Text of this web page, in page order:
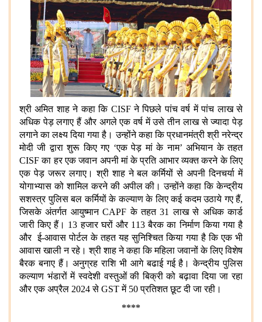
श्री अमित शाह ने कहा कि CISF ने पिछले पांच वर्ष में पांच लाख से
अधिक पेड़ लगाए हैं और अगले एक वर्ष में उसे तीन लाख से ज्यादा पेड़
लगाने का लक्ष्य दिया गया है। उन्होंने कहा कि प्रधानमंत्री श्री नरेन्द्र
मोदी जी द्वारा शुरू किए गए ‘एक पेड़ मां के नाम’ अभियान के तहत
CISF का हर एक जवान अपनी मां के प्रति आभार व्यक्त करने के लिए
एक पेड़ जरूर लगाए। श्री शाह ने बल कर्मियों से अपनी दिनचर्या में
योगाभ्यास को शामिल करने की अपील की। उन्होंने कहा कि केन्द्रीय
सशस्त्र पुलिस बल कर्मियों के कल्याण के लिए कई कदम उठाये गए हैं,
जिसके अंतर्गत आयुष्मान CAPF के तहत 31 लाख से अधिक कार्ड
जारी किए हैं। 13 हजार घरों और 113 बैरक का निर्माण किया गया है
और ई-आवास पोर्टल के तहत यह सुनिश्चित किया गया है कि एक भी
आवास खाली न रहे। श्री शाह ने कहा कि महिला जवानों के लिए विशेष
बैरक बनाए हैं। अनुग्रह राशि भी आगे बढाई गई है। केन्द्रीय पुलिस
कल्याण भंडारों में स्वदेशी वस्तुओं की बिक्री को बढ़ावा दिया जा रहा
और एक अप्रैल 2024 से GST में 50 प्रतिशत छूट दी जा रही।
****